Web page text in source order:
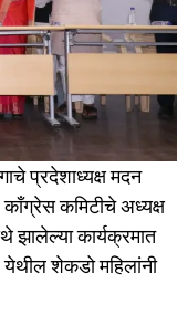
प्रदेशाध्यक्ष मदन
काँग्रेस कमिटीचे अध्यक्ष
झालेल्या कार्यक्रमात
येथील शेकडो महिलांनी